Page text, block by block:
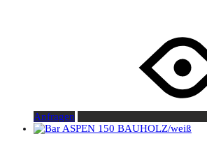
Anfragen